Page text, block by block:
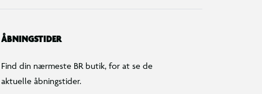
ÅBNINGSTIDER
Find din nærmeste BR butik, for at se de
aktuelle åbningstider.